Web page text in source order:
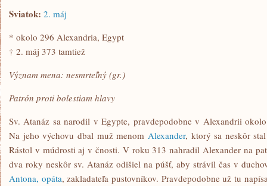
Sviatok: 2. máj
* okolo 296 Alexandria, Egypt
† 2. máj 373 tamtiež
Význam mena: nesmrteľný (gr.)
Patrón proti bolestiam hlavy
Sv. Atanáz sa narodil v Egypte, pravdepodobne v Alexandrii
Na jeho výchovu dbal muž menom Alexander, ktorý sa neskôr
Rástol v múdrosti aj v čnosti. V roku 313 nahradil Alexander na
dva roky neskôr sv. Atanáz odišiel na púšť, aby strávil čas v
Antona, opáta, zakladateľa pustovníkov. Pravdepodobne už tu